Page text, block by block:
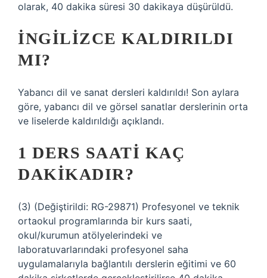
olarak, 40 dakika süresi 30 dakikaya düşürüldü.
İNGILIZCE KALDIRILDI
MI?
Yabancı dil ve sanat dersleri kaldırıldı! Son aylara
göre, yabancı dil ve görsel sanatlar derslerinin orta
ve liselerde kaldırıldığı açıklandı.
1 DERS SAATI KAÇ
DAKIKADIR?
(3) (Değiştirildi: RG-29871) Profesyonel ve teknik
ortaokul programlarında bir kurs saati,
okul/kurumun atölyelerindeki ve
laboratuvarlarındaki profesyonel saha
uygulamalarıyla bağlantılı derslerin eğitimi ve 60